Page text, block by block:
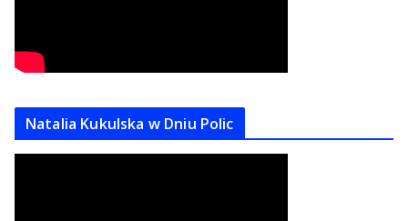
Natalia Kukulska w Dniu Polic